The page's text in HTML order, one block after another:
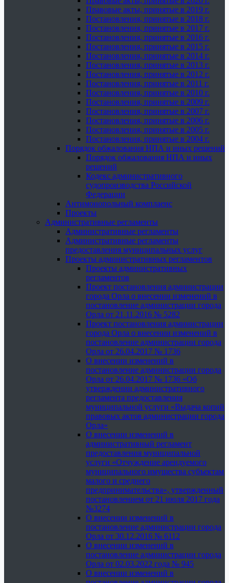
Правовые акты, принятые в 2019 г.
Постановления, принятые в 2018 г.
Постановления, принятые в 2017 г.
Постановления, принятые в 2016 г.
Постановления, принятые в 2015 г.
Постановления, принятые в 2014 г.
Постановления, принятые в 2013 г.
Постановления, принятые в 2012 г.
Постановления, принятые в 2011 г.
Постановления, принятые в 2010 г.
Постановления, принятые в 2009 г.
Постановления, принятые в 2007 г.
Постановления, принятые в 2006 г.
Постановления, принятые в 2005 г.
Постановления, принятые в 2004 г.
Порядок обжалования НПА и иных решений
Порядок обжалования НПА и иных
решений
Кодекс административного
судопроизводства Российской
Федерации
Антимонопольный комплаенс
Проекты
Административные регламенты
Административные регламенты
Административные регламенты
предоставления муниципальных услуг
Проекты административных регламентов
Проекты административных
регламентов
Проект постановления администрации
города Орла о внесении изменений в
постановление администрации города
Орла от 21.11.2016 № 5282
Проект постановления администрации
города Орла о внесении изменений в
постановление администрации города
Орла от 26.04.2017 № 1736
О внесении изменений в
постановление администрации города
Орла от 26.04.2017 № 1736 «Об
утверждении административного
регламента предоставления
муниципальной услуги «Выдача копий
правовых актов администрации города
Орла»
О внесении изменений в
административный регламент
предоставления муниципальной
услуги «Отчуждение арендуемого
муниципального имущества субъектам
малого и среднего
предпринимательства», утвержденный
постановлением от 21 июля 2017 года
№3274
О внесении изменений в
постановление администрации города
Орла от 30.12.2016 № 6112
О внесении изменений в
постановление администрации города
Орла от 02.03.2022 года № 945
О внесении изменений в